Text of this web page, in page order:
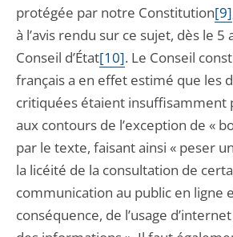
protégée par notre Constitution[9]
à l’avis rendu sur ce sujet, dès le 5
Conseil d’État[10]. Le Conseil
français a en effet estimé que les
critiquées étaient insuffisamment
aux contours de l’exception de «
par le texte, faisant ainsi « peser
la licéité de la consultation de
communication au public en ligne
conséquence, de l’usage